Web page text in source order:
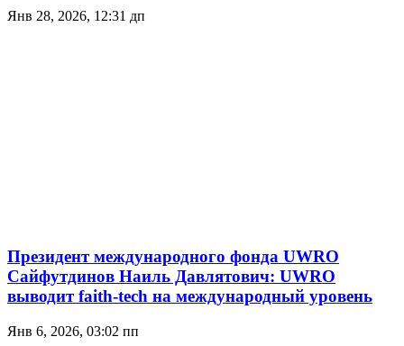
Янв 28, 2026, 12:31 дп
Президент международного фонда UWRO
Сайфутдинов Наиль Давлятович: UWRO
выводит faith-tech на международный уровень
Янв 6, 2026, 03:02 пп